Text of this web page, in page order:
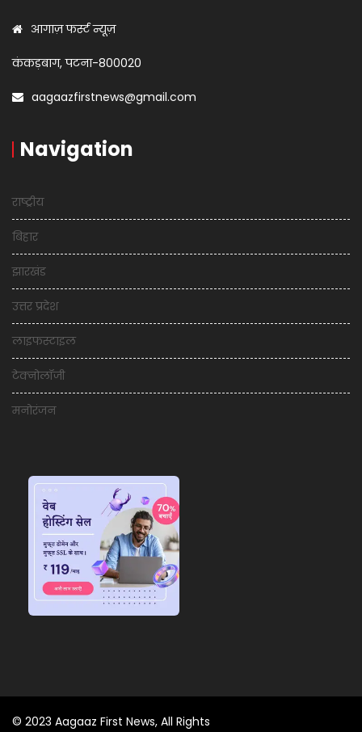
आगाज़ फर्स्ट न्यूज़
कंकड़बाग, पटना-800020
aagaazfirstnews@gmail.com
Navigation
राष्ट्रीय
बिहार
झारखंड
उत्तर प्रदेश
लाइफस्टाइल
टेक्नोलॉजी
मनोरंजन
© 2023 Aagaaz First News, All Rights